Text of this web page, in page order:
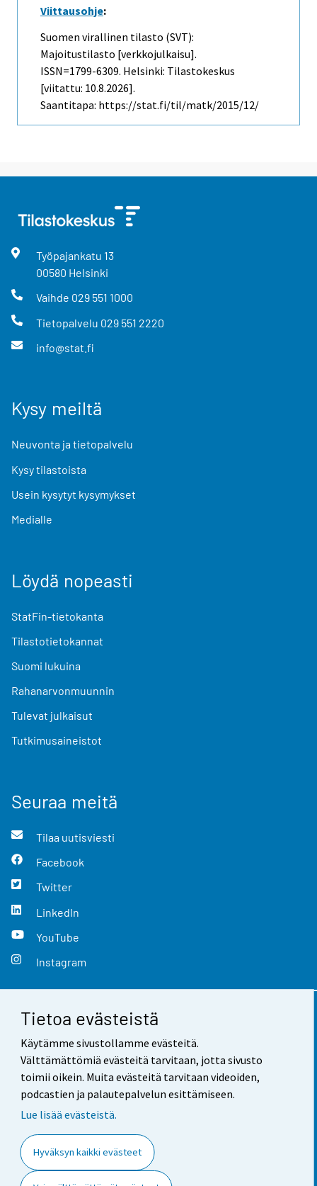
Tietoa evästeistä
Käytämme sivustollamme evästeitä.
Välttämättömiä evästeitä tarvitaan, jotta sivusto
toimii oikein. Muita evästeitä tarvitaan videoiden,
podcastien ja palautepalvelun esittämiseen.
Lue lisää evästeistä.
Hyväksyn kaikki evästeet
Viittausohje:
Suomen virallinen tilasto (SVT):
Majoitustilasto [verkkojulkaisu].
ISSN=1799-6309. Helsinki: Tilastokeskus
[viitattu: 10.8.2026].
Saantitapa: https://stat.fi/til/matk/2015/12/
Työpajankatu 13
00580 Helsinki
Vaihde 029 551 1000
Tietopalvelu 029 551 2220
info@stat.fi
Kysy meiltä
Neuvonta ja tietopalvelu
Kysy tilastoista
Usein kysytyt kysymykset
Medialle
Löydä nopeasti
StatFin-tietokanta
Tilastotietokannat
Suomi lukuina
Rahanarvonmuunnin
Tulevat julkaisut
Tutkimusaineistot
Seuraa meitä
Tilaa uutisviesti
Facebook
Twitter
LinkedIn
YouTube
Instagram
Yhteystiedot
Palaute
Käyttöehdot
Saavutettavuus
Tietoa sivustosta